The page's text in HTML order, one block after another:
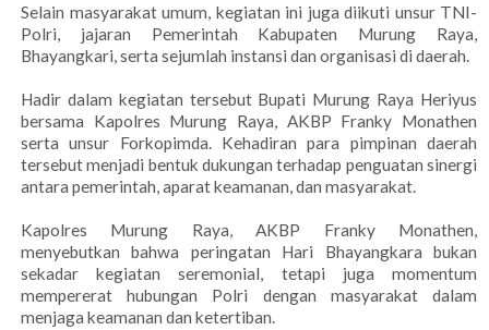
Selain masyarakat umum, kegiatan ini juga diikuti unsur TNI-
Polri, jajaran Pemerintah Kabupaten Murung Raya,
Bhayangkari, serta sejumlah instansi dan organisasi di daerah.
Hadir dalam kegiatan tersebut Bupati Murung Raya Heriyus
bersama Kapolres Murung Raya, AKBP Franky Monathen
serta unsur Forkopimda. Kehadiran para pimpinan daerah
tersebut menjadi bentuk dukungan terhadap penguatan sinergi
antara pemerintah, aparat keamanan, dan masyarakat.
Kapolres Murung Raya, AKBP Franky Monathen,
menyebutkan bahwa peringatan Hari Bhayangkara bukan
sekadar kegiatan seremonial, tetapi juga momentum
mempererat hubungan Polri dengan masyarakat dalam
menjaga keamanan dan ketertiban.